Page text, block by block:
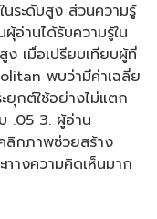
ระดับสูง ส่วนความรู้
านได้รับความรู้ใน
ง เมื่อเปรียบเทียบผู้ที่
พบว่ามีค่าเฉลี่ย
ยุกต์ใช้อย่างไม่แตก
.05 3. ผู้อ่าน
ลิกภาพช่วยสร้าง
างความคิดเห็นมาก